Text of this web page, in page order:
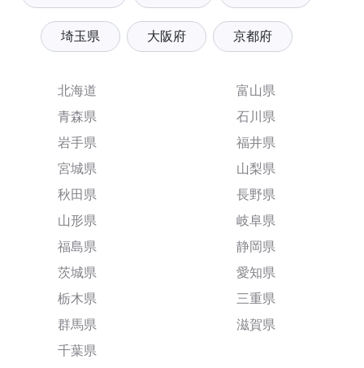
埼玉県 大阪府 京都府
北海道
青森県
岩手県
宮城県
秋田県
山形県
福島県
茨城県
栃木県
群馬県
千葉県
富山県
石川県
福井県
山梨県
長野県
岐阜県
静岡県
愛知県
三重県
滋賀県